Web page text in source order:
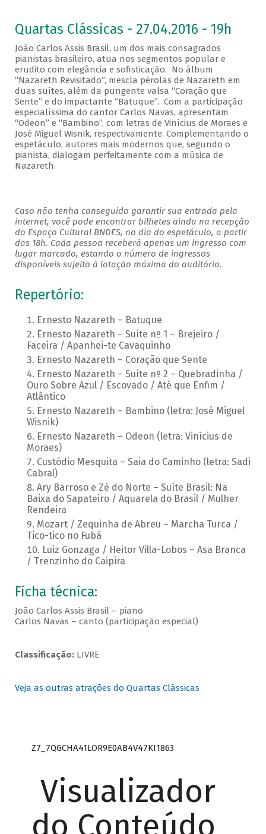
Quartas Clássicas - 27.04.2016 - 19h
João Carlos Assis Brasil, um dos mais consagrados
pianistas brasileiro, atua nos segmentos popular e
erudito com elegância e sofisticação. No álbum
“Nazareth Revisitado”, mescla pérolas de Nazareth em
duas suítes, além da pungente valsa “Coração que
Sente” e do impactante “Batuque”. Com a participação
especialíssima do cantor Carlos Navas, apresentam
“Odeon” e “Bambino”, com letras de Vinícius de Moraes e
José Miguel Wisnik, respectivamente. Complementando o
espetáculo, autores mais modernos que, segundo o
pianista, dialogam perfeitamente com a música de
Nazareth.
Caso não tenha conseguido garantir sua entrada pela
internet, você pode encontrar bilhetes ainda na recepção
do Espaço Cultural BNDES, no dia do espetáculo, a partir
das 18h. Cada pessoa receberá apenas um ingresso com
lugar marcado, estando o número de ingressos
disponíveis sujeito à lotação máxima do auditório.
Repertório:
Ernesto Nazareth – Batuque
Ernesto Nazareth – Suíte nº 1 – Brejeiro /
Faceira / Apanhei-te Cavaquinho
Ernesto Nazareth – Coração que Sente
Ernesto Nazareth – Suíte nº 2 – Quebradinha /
Ouro Sobre Azul / Escovado / Até que Enfim /
Atlântico
Ernesto Nazareth – Bambino (letra: José Miguel
Wisnik)
Ernesto Nazareth – Odeon (letra: Vinícius de
Moraes)
Custódio Mesquita – Saia do Caminho (letra: Sadi
Cabral)
Ary Barroso e Zé do Norte – Suíte Brasil: Na
Baixa do Sapateiro / Aquarela do Brasil / Mulher
Rendeira
Mozart / Zequinha de Abreu – Marcha Turca /
Tico-tico no Fubá
Luiz Gonzaga / Heitor Villa-Lobos – Asa Branca
/ Trenzinho do Caipira
Ficha técnica:
João Carlos Assis Brasil – piano
Carlos Navas – canto (participação especial)
Classificação:LIVRE
Veja as outras atrações do Quartas Clássicas
Z7_7QGCHA41LOR9E0AB4V47KI1863
Visualizador
do Conteúdo